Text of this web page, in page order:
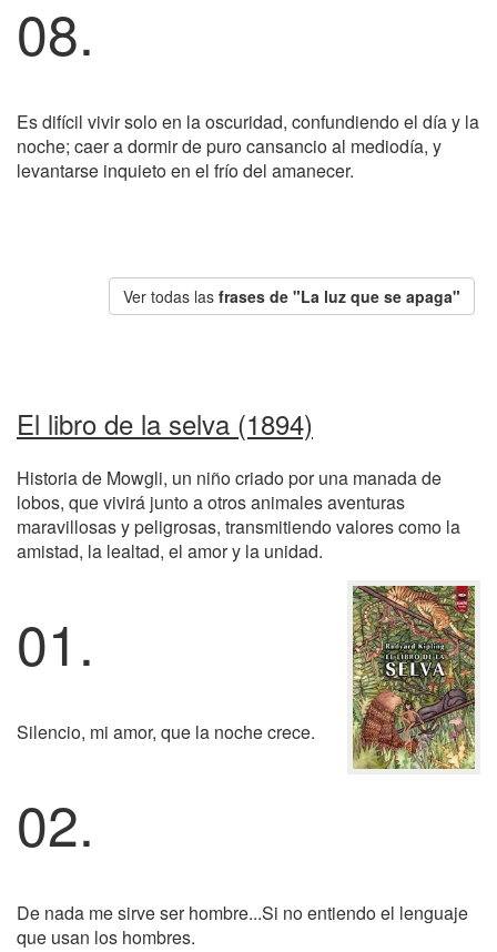
08.
Es difícil vivir solo en la oscuridad, confundiendo el día y la
noche; caer a dormir de puro cansancio al mediodía, y
levantarse inquieto en el frío del amanecer.
Ver todas las frases de "La luz que se apaga"
El libro de la selva (1894)
Historia de Mowgli, un niño criado por una manada de
lobos, que vivirá junto a otros animales aventuras
maravillosas y peligrosas, transmitiendo valores como la
amistad, la lealtad, el amor y la unidad.
01.
Silencio, mi amor, que la noche crece.
02.
De nada me sirve ser hombre...Si no entiendo el lenguaje
que usan los hombres.